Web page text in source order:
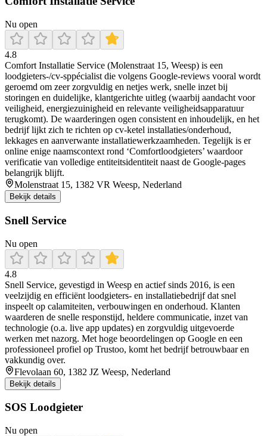
Nu open
4.8
Comfort Installatie Service (Molenstraat 15, Weesp) is een
loodgieters-/cv-sppécialist die volgens Google-reviews vooral wordt
geroemd om zeer zorgvuldig en netjes werk, snelle inzet bij
storingen en duidelijke, klantgerichte uitleg (waarbij aandacht voor
veiligheid, energiezuinigheid en relevante veiligheidsapparatuur
terugkomt). De waarderingen ogen consistent en inhoudelijk, en het
bedrijf lijkt zich te richten op cv-ketel installaties/onderhoud,
lekkages en aanverwante installatiewerkzaamheden. Tegelijk is er
online enige naamscontext rond ‘Comfortloodgieters’ waardoor
verificatie van volledige entiteitsidentiteit naast de Google-pages
belangrijk blijft.
Molenstraat 15, 1382 VR Weesp, Nederland
Bekijk details
Snell Service
Nu open
4.8
Snell Service, gevestigd in Weesp en actief sinds 2016, is een
veelzijdig en efficiënt loodgieters- en installatiebedrijf dat snel
inspeelt op calamiteiten, verbouwingen en onderhoud. Klanten
waarderen de snelle responstijd, heldere communicatie, inzet van
technologie (o.a. live app updates) en zorgvuldig uitgevoerde
werken met nazorg. Met hoge beoordelingen op Google en een
professioneel profiel op Trustoo, komt het bedrijf betrouwbaar en
vakkundig over.
Flevolaan 60, 1382 JZ Weesp, Nederland
Bekijk details
SOS Loodgieter
Nu open